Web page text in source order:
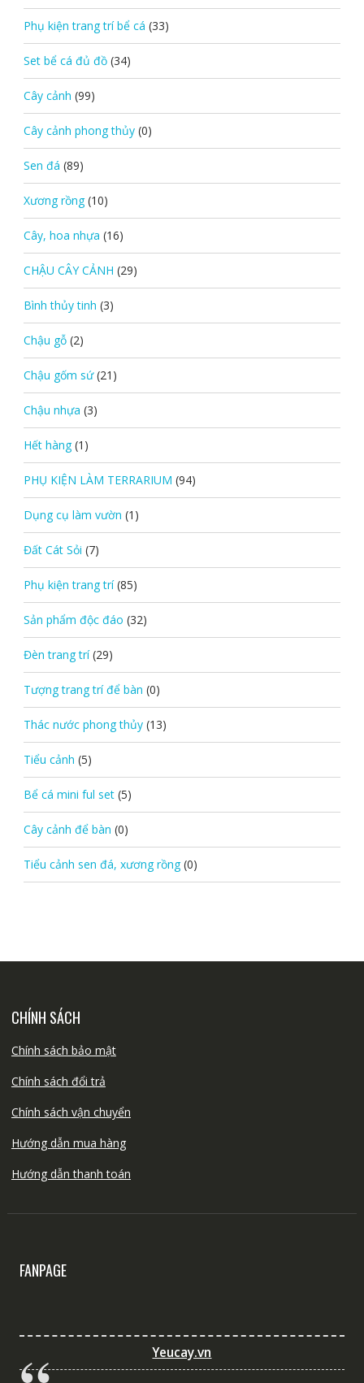
Phụ kiện trang trí bể cá (33)
Set bể cá đủ đồ (34)
Cây cảnh (99)
Cây cảnh phong thủy (0)
Sen đá (89)
Xương rồng (10)
Cây, hoa nhựa (16)
CHẬU CÂY CẢNH (29)
Bình thủy tinh (3)
Chậu gỗ (2)
Chậu gốm sứ (21)
Chậu nhựa (3)
Hết hàng (1)
PHỤ KIỆN LÀM TERRARIUM (94)
Dụng cụ làm vườn (1)
Đất Cát Sỏi (7)
Phụ kiện trang trí (85)
Sản phẩm độc đáo (32)
Đèn trang trí (29)
Tượng trang trí để bàn (0)
Thác nước phong thủy (13)
Tiểu cảnh (5)
Bể cá mini ful set (5)
Cây cảnh để bàn (0)
Tiểu cảnh sen đá, xương rồng (0)
CHÍNH SÁCH
Chính sách bảo mật
Chính sách đổi trả
Chính sách vận chuyển
Hướng dẫn mua hàng
Hướng dẫn thanh toán
FANPAGE
Yeucay.vn